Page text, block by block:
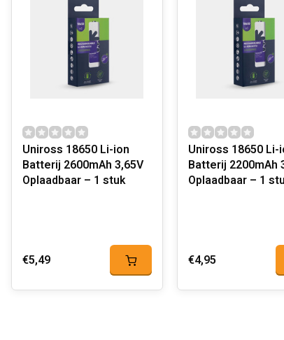
Uniross 18650 Li-ion
Batterij 2600mAh 3,65V
Oplaadbaar – 1 stuk
€5,49
Uniross 18650 Li-
Batterij 2200mAh
Oplaadbaar – 1
€4,95